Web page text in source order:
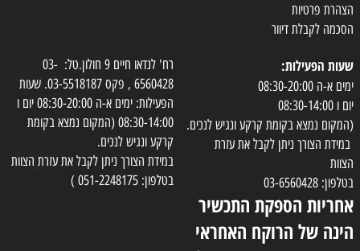
הצהרת פרטיות
הסכמה לקבלת דיוור
שעות הפעילות:
ימים א-ה 08:30-20:00
יום ו 08:30-14:00
(המקום נמצא בקומת קרקע ונגיש לנכים.
במידת הצורך ניתן לקבל את עזרת
הצוות
בטלפון: 03-6560428
אחריות הספקת התכשיר
הינה של הרוקח האחראי
רח' לנדאו חיים 9 חולון.טל: 03-
6560428 , פקס 03-5518187. שעות
הפעילות: ימים א-ה 08:30-20:00 יום ו
08:30-14:00 (המקום נמצא בקומת
קרקע ונגיש לנכים.
במידת הצורך ניתן לקבל את עזרת הצוות
בטלפון: 051-2248175 )